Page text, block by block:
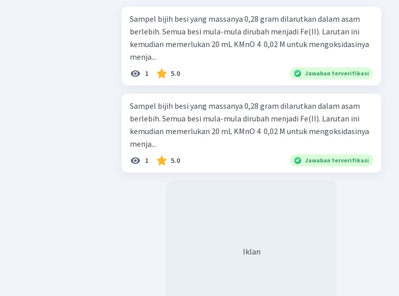
Sampel bijih besi yang massanya 0,28 gram dilarutkan dalam asam
berlebih. Semua besi mula-mula dirubah menjadi Fe(II). Larutan ini
kemudian memerlukan 20 mL KMnO 4 ​ 0,02 M untuk mengoksidasinya
menja...
1 5.0 Jawaban terverifikasi
Sampel bijih besi yang massanya 0,28 gram dilarutkan dalam asam
berlebih. Semua besi mula-mula dirubah menjadi Fe(II). Larutan ini
kemudian memerlukan 20 mL KMnO 4 ​ 0,02 M untuk mengoksidasinya
menja...
1 5.0 Jawaban terverifikasi
Iklan